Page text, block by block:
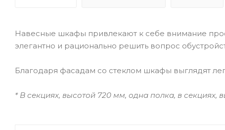
Навесные шкафы привлекают к себе внимание
элегантно и рационально решить вопрос
Благодаря фасадам со стеклом шкафы выглядят
* В секциях, высотой 720 мм, одна полка, в секциях,